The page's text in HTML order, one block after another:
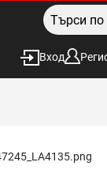
Вход